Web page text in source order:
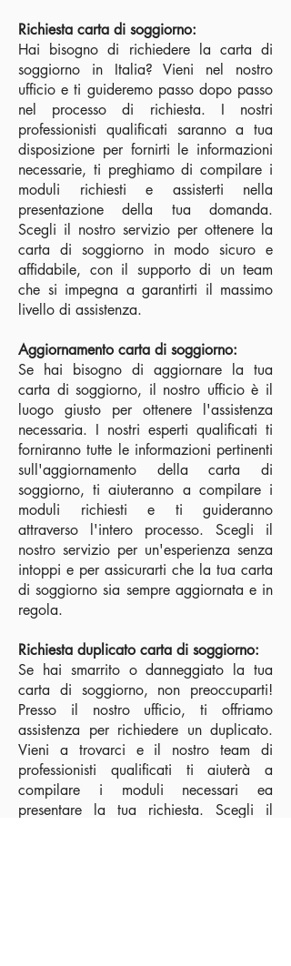
Richiesta carta di soggiorno:
Hai bisogno di richiedere la carta di
soggiorno in Italia? Vieni nel nostro
ufficio e ti guideremo passo dopo passo
nel processo di richiesta. I nostri
professionisti qualificati saranno a tua
disposizione per fornirti le informazioni
necessarie, ti preghiamo di compilare i
moduli richiesti e assisterti nella
presentazione della tua domanda.
Scegli il nostro servizio per ottenere la
carta di soggiorno in modo sicuro e
affidabile, con il supporto di un team
che si impegna a garantirti il ​​massimo
livello di assistenza.
Aggiornamento carta di soggiorno:
Se hai bisogno di aggiornare la tua
carta di soggiorno, il nostro ufficio è il
luogo giusto per ottenere l'assistenza
necessaria. I nostri esperti qualificati ti
forniranno tutte le informazioni pertinenti
sull'aggiornamento della carta di
soggiorno, ti aiuteranno a compilare i
moduli richiesti e ti guideranno
attraverso l'intero processo. Scegli il
nostro servizio per un'esperienza senza
intoppi e per assicurarti che la tua carta
di soggiorno sia sempre aggiornata e in
regola.
Richiesta duplicato carta di soggiorno:
Se hai smarrito o danneggiato la tua
carta di soggiorno, non preoccuparti!
Presso il nostro ufficio, ti offriamo
assistenza per richiedere un duplicato.
Vieni a trovarci e il nostro team di
professionisti qualificati ti aiuterà a
compilare i moduli necessari ea
presentare la tua richiesta. Scegli il